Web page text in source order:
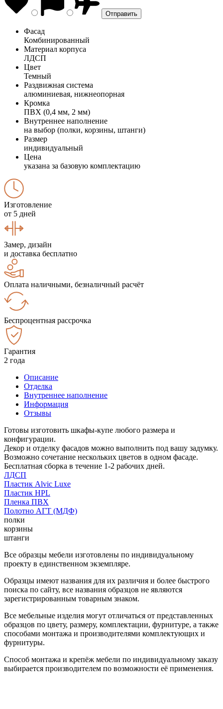
Фасад
Комбинированный
Материал корпуса
ЛДСП
Цвет
Темный
Раздвижная система
алюминиевая, нижнеопорная
Кромка
ПВХ (0,4 мм, 2 мм)
Внутреннее наполнение
на выбор (полки, корзины, штанги)
Размер
индивидуальный
Цена
указана за базовую комплектацию
Изготовление
от 5 дней
Замер, дизайн
и доставка бесплатно
Оплата наличными, безналичный расчёт
Беспроцентная рассрочка
Гарантия
2 года
Описание
Отделка
Внутреннее наполнение
Информация
Отзывы
Готовы изготовить шкафы-купе любого размера и
конфигурации.
Декор и отделку фасадов можно выполнить под вашу задумку.
Возможно сочетание нескольких цветов в одном фасаде.
Бесплатная сборка в течение 1-2 рабочих дней.
ЛДСП
Пластик Alvic Luxe
Пластик HPL
Пленка ПВХ
Полотно АГТ (МДФ)
полки
корзины
штанги
Все образцы мебели изготовлены по индивидуальному
проекту в единственном экземпляре.
Образцы имеют названия для их различия и более быстрого
поиска по сайту, все названия образцов не являются
зарегистрированным товарным знаком.
Все мебельные изделия могут отличаться от представленных
образцов по цвету, размеру, комплектации, фурнитуре, а также
способами монтажа и производителями комплектующих и
фурнитуры.
Способ монтажа и крепёж мебели по индивидуальному заказу
выбирается производителем по возможности её применения.